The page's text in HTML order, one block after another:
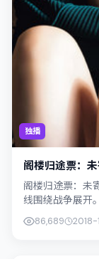
独播
阁楼归途票：
阁楼归途票：未
线围绕战争展开
演；外景与日本
86,689 2018-